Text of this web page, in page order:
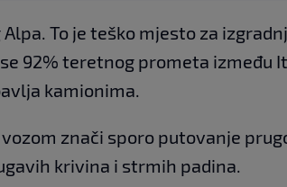
Alpa. To je teško mjesto za
92% teretnog prometa između
kamionima.
znači sporo putovanje
krivina i strmih padina.